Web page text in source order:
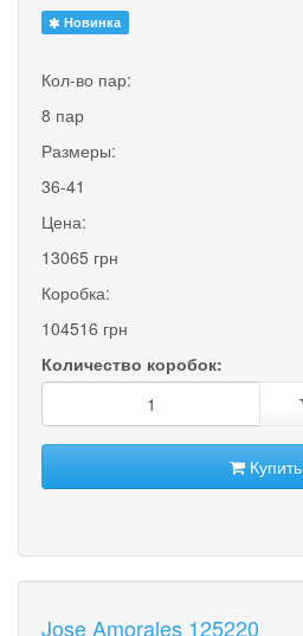
Новинка
Кол-во пар:
8 пар
Размеры:
36-41
Цена:
13065 грн
Коробка:
104516 грн
Количество коробок:
Купить
Jose Amorales 125220